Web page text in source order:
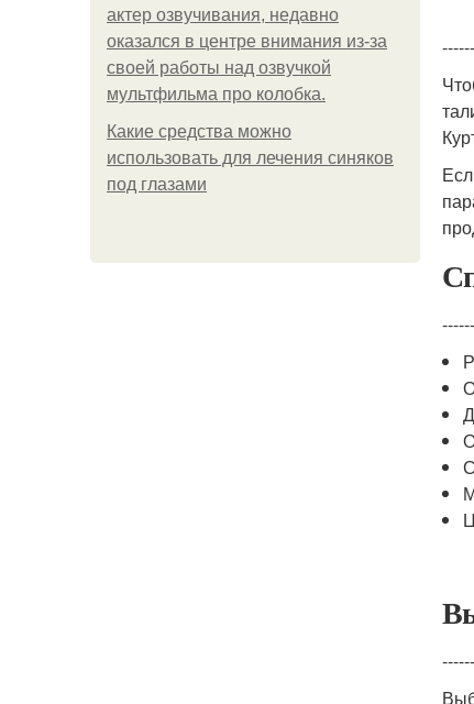
актер озвучивания, недавно
оказался в центре внимания из-за
своей работы над озвучкой
мультфильма про колобка.
Какие средства можно
использовать для лечения синяков
под глазами